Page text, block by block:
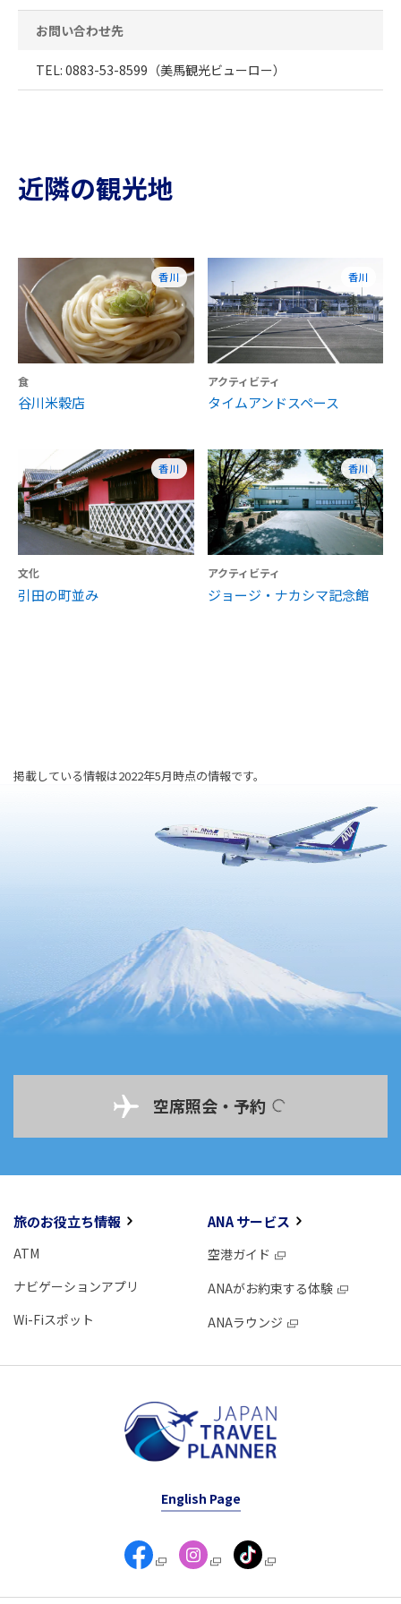
お問い合わせ先
TEL: 0883-53-8599（美馬観光ビューロー）
近隣の観光地
香川
食
谷川米穀店
香川
アクティビティ
タイムアンドスペース
香川
文化
引田の町並み
香川
アクティビティ
ジョージ・ナカシマ記念館
掲載している情報は2022年5月時点の情報です。
空席照会・予約
旅のお役立ち情報
ATM
ナビゲーションアプリ
Wi-Fiスポット
ANA サービス
空港ガイド
ANAがお約束する体験
ANAラウンジ
English Page